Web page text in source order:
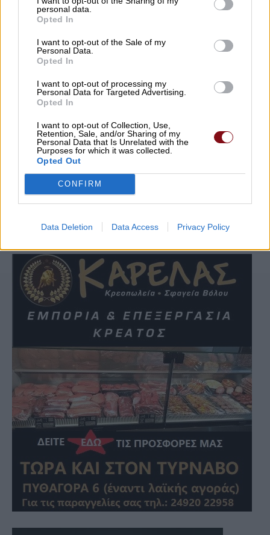
personal data.
Opted In
I want to opt-out of the Sale of my
Personal Data.
Opted In
I want to opt-out of processing my
Personal Data for Targeted Advertising.
Opted In
I want to opt-out of Collection, Use,
Retention, Sale, and/or Sharing of my
Personal Data that Is Unrelated with the
Purposes for which it was collected.
Opted Out
CONFIRM
Data Deletion Data Access Privacy Policy